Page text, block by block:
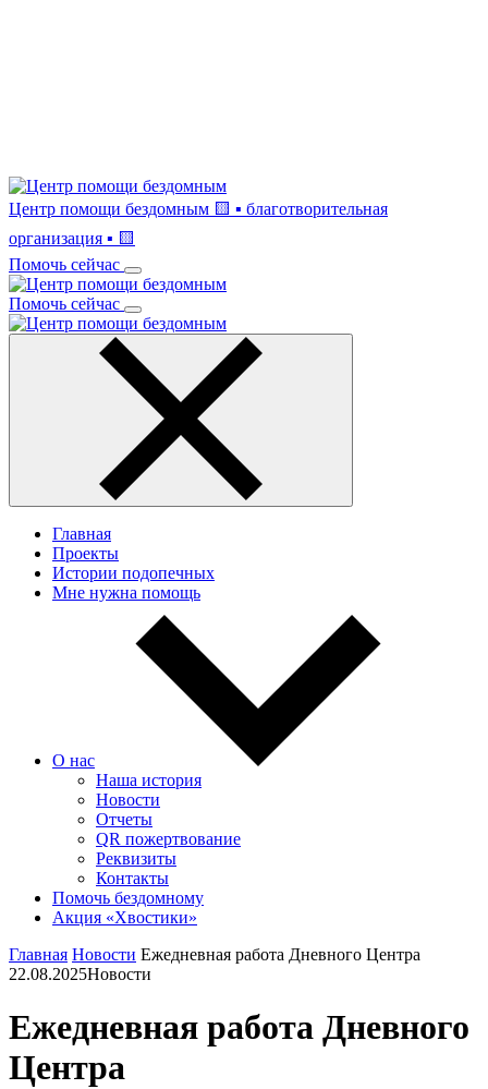
Центр помощи бездомным 🟨 ▪ благотворительная
организация ▪ 🟨
Помочь сейчас
Помочь сейчас
Главная
Проекты
Истории подопечных
Мне нужна помощь
О нас
Наша история
Новости
Отчеты
QR пожертвование
Реквизиты
Контакты
Помочь бездомному
Акция «Хвостики»
Главная Новости Ежедневная работа Дневного Центра
22.08.2025Новости
Ежедневная работа Дневного
Центра